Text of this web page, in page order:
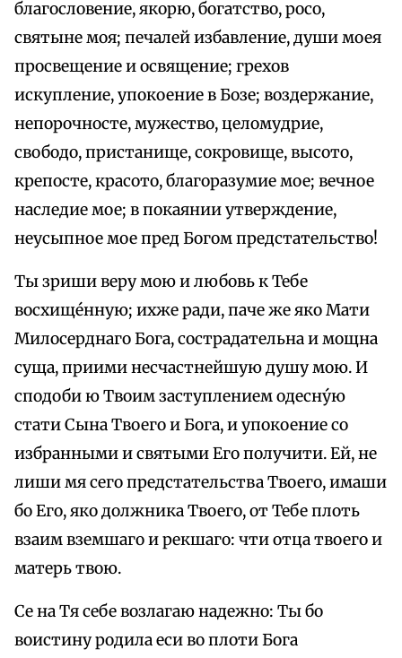
благословение, якорю, богатство, росо,
святыне моя; печалей избавление, души моея
просвещение и освящение; грехов
искупление, упокоение в Бозе; воздержание,
непорочносте, мужество, целомудрие,
свободо, пристанище, сокровище, высото,
крепосте, красото, благоразумие мое; вечное
наследие мое; в покаянии утверждение,
неусыпное мое пред Богом предстательство!
Ты зриши веру мою и любовь к Тебе
восхище́нную; ихже ради, паче же яко Мати
Милосерднаго Бога, сострадательна и мощна
суща, приими несчастнейшую душу мою. И
сподоби ю Твоим заступлением одесну́ю
стати Сына Твоего и Бога, и упокоение со
избранными и святыми Его получити. Ей, не
лиши мя сего предстательства Твоего, имаши
бо Его, яко должника Твоего, от Тебе плоть
взаим вземшаго и рекшаго: чти отца твоего и
матерь твою.
Се на Тя себе возлагаю надежно: Ты бо
воистину родила еси во плоти Бога